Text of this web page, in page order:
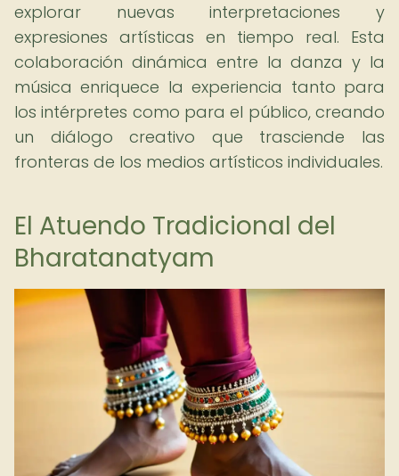
explorar nuevas interpretaciones y
expresiones artísticas en tiempo real. Esta
colaboración dinámica entre la danza y la
música enriquece la experiencia tanto para
los intérpretes como para el público, creando
un diálogo creativo que trasciende las
fronteras de los medios artísticos individuales.
El Atuendo Tradicional del
Bharatanatyam